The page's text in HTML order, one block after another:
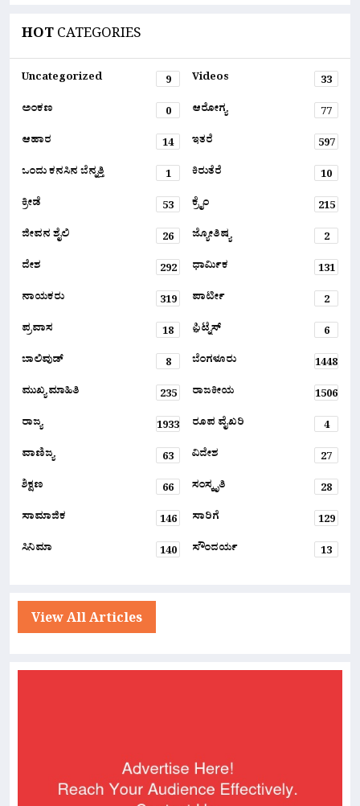
HOTCATEGORIES
Uncategorized 9 Videos
33
ಅಂಕಣ
0 ಆರೋಗ್ಯ
77
ಆಹಾರ
14 ಇತರೆ
597
ಒಂದು ಕನಸಿನ ಬೆನ್ನತ್ತಿ
1 ಕಿರುತೆರೆ
10
ಕ್ರೀಡೆ
53 ಕ್ರೈಂ
215
ಜೀವನ ಶೈಲಿ
26 ಜ್ಯೋತಿಷ್ಯ
2
ದೇಶ
292 ಧಾರ್ಮಿಕ
131
ನಾಯಕರು
319 ಪಾರ್ಟೀ
2
ಪ್ರವಾಸ
18 ಫ಼ಿಟ್ನೆಸ್
6
ಬಾಲಿವುಡ್
8 ಬೆಂಗಳೂರು
1448
ಮುಖ್ಯ ಮಾಹಿತಿ
235 ರಾಜಕೀಯ
1506
ರಾಜ್ಯ
1933 ರೂಪ ವೈಖರಿ
4
ವಾಣಿಜ್ಯ
63 ವಿದೇಶ
27
ಶಿಕ್ಷಣ
66 ಸಂಸ್ಕೃತಿ
28
ಸಾಮಾಜಿಕ
146 ಸಾರಿಗೆ
129
ಸಿನಿಮಾ
140 ಸೌಂದರ್ಯ 13
View All Articles